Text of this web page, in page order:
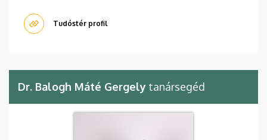
Tudóstér profil
Dr. Balogh Máté Gergely tanársegéd